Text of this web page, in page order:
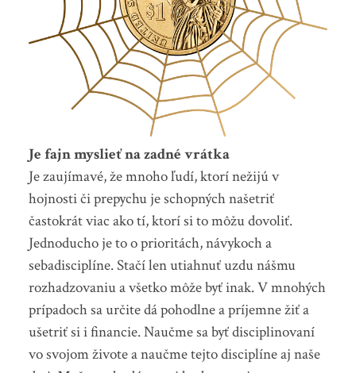
Je fajn myslieť na zadné vrátka
Je zaujímavé, že mnoho ľudí, ktorí nežijú v
hojnosti či prepychu je schopných našetriť
častokrát viac ako tí, ktorí si to môžu dovoliť.
Jednoducho je to o prioritách, návykoch a
sebadisciplíne. Stačí len utiahnuť uzdu nášmu
rozhadzovaniu a všetko môže byť inak. V mnohých
prípadoch sa určite dá pohodlne a príjemne žiť a
ušetriť si i financie. Naučme sa byť disciplinovaní
vo svojom živote a naučme tejto disciplíne aj naše